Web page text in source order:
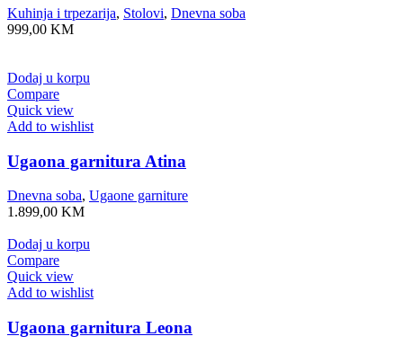
Kuhinja i trpezarija, Stolovi, Dnevna soba
999,00 KM
Dodaj u korpu
Compare
Quick view
Add to wishlist
Ugaona garnitura Atina
Dnevna soba, Ugaone garniture
1.899,00 KM
Dodaj u korpu
Compare
Quick view
Add to wishlist
Ugaona garnitura Leona